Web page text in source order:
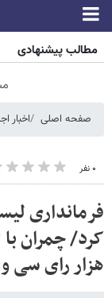
مطالب پیشنهادی
صفحه اصلی اخبار
۰ نفر
فرمانداری
هزار رای سی